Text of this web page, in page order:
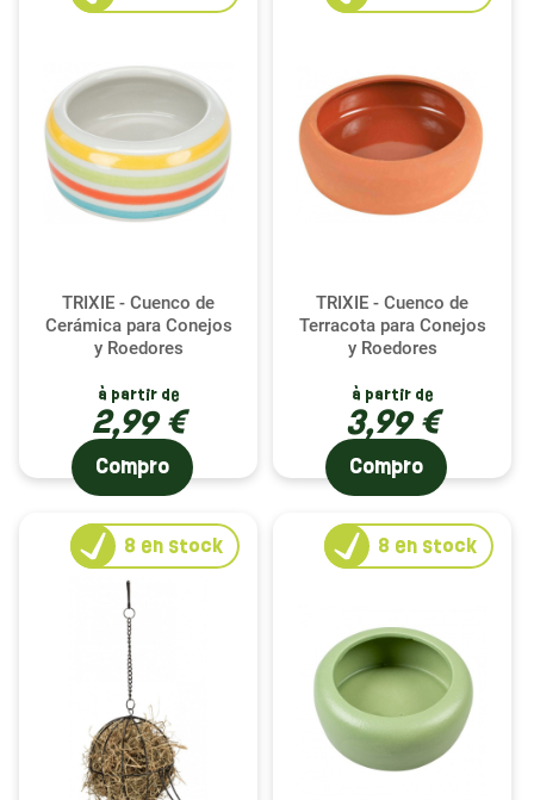
TRIXIE - Cuenco de
Cerámica para Conejos
y Roedores
à partir de
2,99 €
Compro
TRIXIE - Cuenco de
Terracota para Conejos
y Roedores
à partir de
3,99 €
Compro
8 en stock 8 en stock